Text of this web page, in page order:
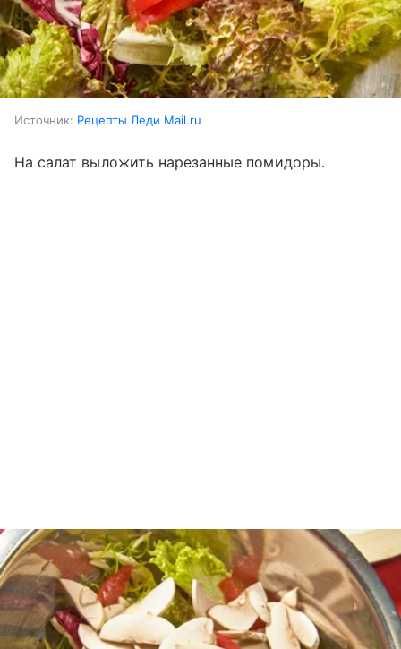
Источник: Рецепты Леди Mail.ru
На салат выложить нарезанные помидоры.